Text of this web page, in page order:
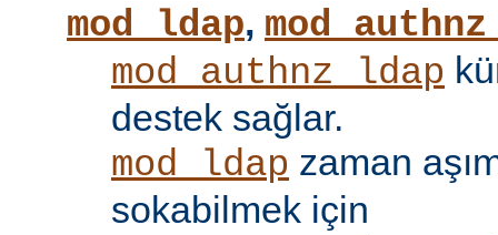
mod_ldap,
mod_authnz_ldap
destek sağlar.
mod_ldap zaman
sokabilmek için